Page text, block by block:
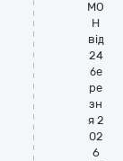
МО
Н
від
24
бе
ре
зн
я 2
02
6